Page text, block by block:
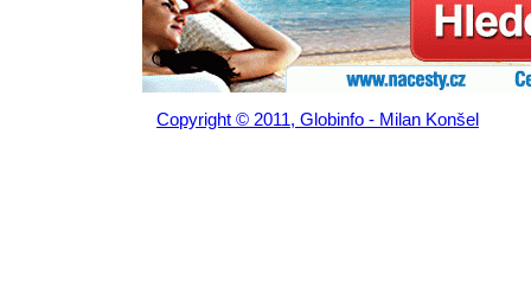
Copyright © 2011, Globinfo - Milan Konšel